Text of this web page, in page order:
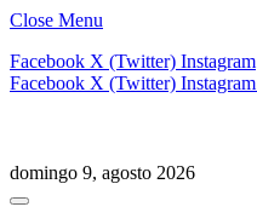
Close Menu
Facebook X (Twitter) Instagram
Facebook X (Twitter) Instagram
domingo 9, agosto 2026